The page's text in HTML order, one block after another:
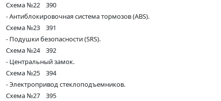
Схема №22 390
- Антиблокировочная система тормозов (ABS).
Схема №23 391
- Подушки безопасности (SRS).
Схема №24 392
- Центральный замок.
Схема №25 394
- Электропривод стеклоподъемников.
Схема №27 395